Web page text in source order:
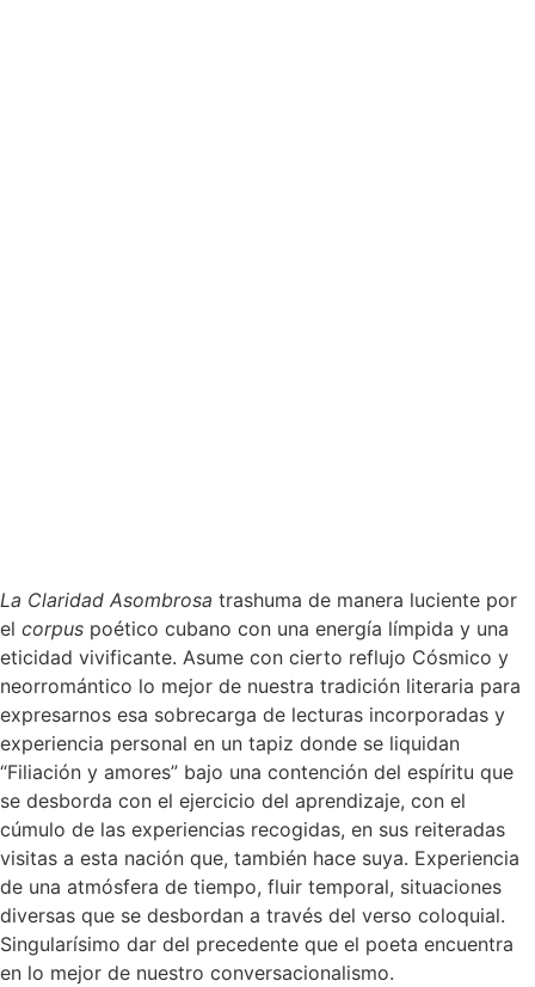
La Claridad Asombrosa trashuma de manera luciente por
el corpus poético cubano con una energía límpida y una
eticidad vivificante. Asume con cierto reflujo Cósmico y
neorromántico lo mejor de nuestra tradición literaria para
expresarnos esa sobrecarga de lecturas incorporadas y
experiencia personal en un tapiz donde se liquidan
“Filiación y amores” bajo una contención del espíritu que
se desborda con el ejercicio del aprendizaje, con el
cúmulo de las experiencias recogidas, en sus reiteradas
visitas a esta nación que, también hace suya. Experiencia
de una atmósfera de tiempo, fluir temporal, situaciones
diversas que se desbordan a través del verso coloquial.
Singularísimo dar del precedente que el poeta encuentra
en lo mejor de nuestro conversacionalismo.